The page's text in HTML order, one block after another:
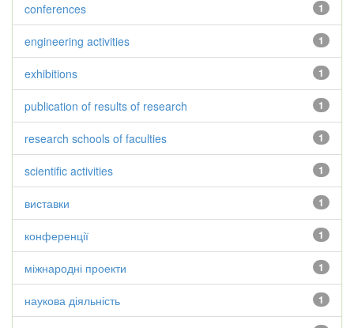
1
conferences
1
engineering activities
1
exhibitions
1
publication of results of research
1
research schools of faculties
1
scientific activities
1
виставки
1
конференції
1
міжнародні проекти
1
наукова діяльність